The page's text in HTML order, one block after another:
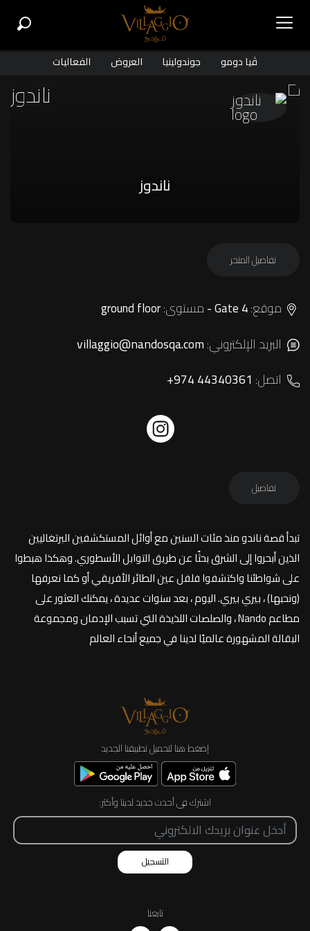
ڤيا دومو جوندولينيا العروض الفعاليات
ناندوز
تفاصيل المتجر
موقع:Gate 4 - مستوى:ground floor
البريد الإلكتروني:villaggio@nandosqa.com
اتصل: +974 44340361
تفاصيل
تبدأ قصة ناندو منذ مئات السنين مع أوائل المستكشفين البرتغاليين
الذين أبحروا إلى الشرق بحثًا عن طريق التوابل الأسطوري. وهكذا هبطوا
على شواطئنا واكتشفوا فلفل عين الطائر الأفريقي أو كما نعرفها
(ونحبها) ، بيري بيري. اليوم ، بعد سنوات عديدة ، يمكنك العثور على
مطاعم Nando ، والصلصات اللذيذة التي تسبب الإدمان ومجموعة
البقالة المشهورة عالميًا لدينا في جميع أنحاء العالم
إضغط هنا لتحميل تطبيقنا الجديد
اشترك في أحدث جديد لدينا وأكثر:
التسجيل
تابعنا